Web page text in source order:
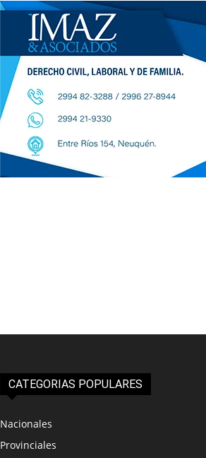
CATEGORIAS POPULARES
Nacionales
Provinciales